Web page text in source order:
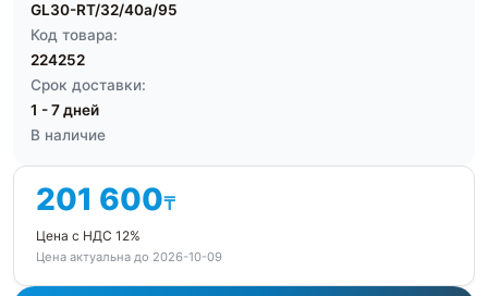
GL30-RT/32/40a/95
Код товара:
224252
Срок доставки:
1 - 7 дней
В наличие
201 600₸
Цена с НДС 12%
Цена актуальна до 2026-10-09